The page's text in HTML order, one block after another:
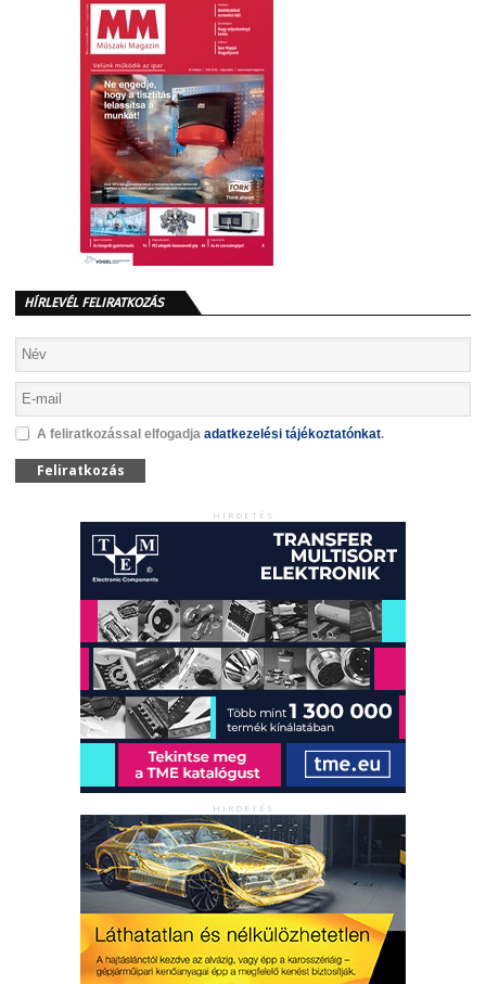
HÍRLEVÉL FELIRATKOZÁS
A feliratkozással elfogadja adatkezelési tájékoztatónkat.
Feliratkozás
HIRDETÉS
HIRDETÉS